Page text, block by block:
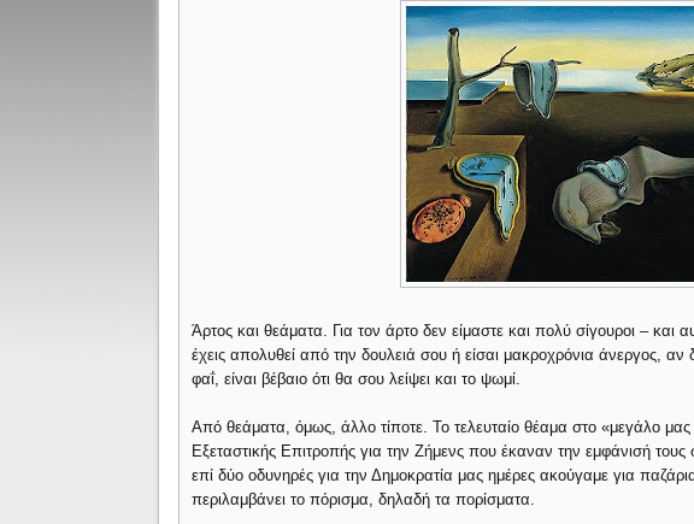
Άρτος και θεάματα. Για τον άρτο δεν είμαστε και πολύ σίγουροι – και
έχεις απολυθεί από την δουλειά σου ή είσαι μακροχρόνια άνεργος,
φαΐ, είναι βέβαιο ότι θα σου λείψει και το ψωμί.
Από θεάματα, όμως, άλλο τίποτε. Το τελευταίο θέαμα στο «μεγάλο
Εξεταστικής Επιτροπής για την Ζήμενς που έκαναν την εμφάνισή
επί δύο οδυνηρές για την Δημοκρατία μας ημέρες ακούγαμε για
περιλαμβάνει το πόρισμα, δηλαδή τα πορίσματα.